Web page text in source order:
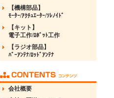
【機構部品】
ﾓｰﾀｰ/ｱｸﾁｭｴｰﾀｰ/ｿﾚﾉｲﾄﾞ
【キット】
電子工作/ﾛﾎﾞｯﾄ工作
【ラジオ部品】
ﾊﾞｰｱﾝﾃﾅ/ﾛｯﾄﾞｱﾝﾃﾅ
会社概要